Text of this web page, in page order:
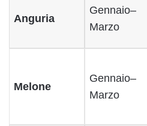
Anguria
Gennaio–
Marzo
Melone
Gennaio–
Marzo